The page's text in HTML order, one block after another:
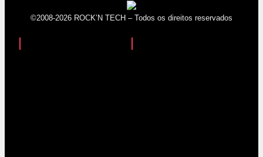
©2008-2026 ROCK’N TECH – Todos os direitos reservados